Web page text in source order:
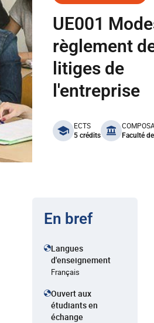
UE001
règlement
litiges de
l'entreprise
benefits
ECTS
5 crédits Faculté
En bref
Langues
d'enseignement
Français
Ouvert aux
étudiants en
échange